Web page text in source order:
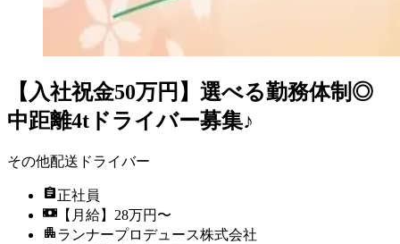
【入社祝金50万円】選べる勤務体制◎
中距離4tドライバー募集♪
その他配送ドライバー
正社員
【月給】28万円〜
ランナープロデュース株式会社